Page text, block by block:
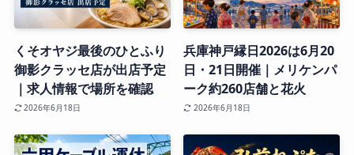
くそオヤジ最後のひとふり
御影クラッセ店が出店予定
｜求人情報で場所を確認
2026年6月18日
兵庫神戸縁日2026は6月20
日・21日開催｜メリケンパ
ーク約260店舗と花火
2026年6月18日